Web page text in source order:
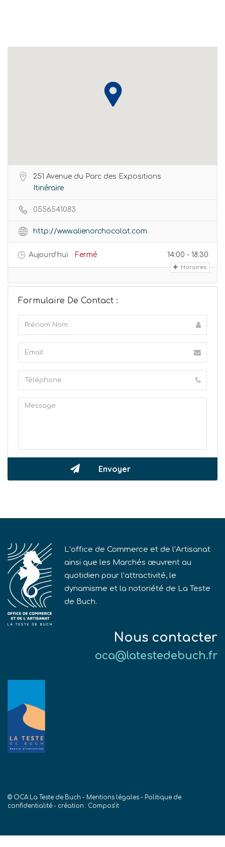
251 Avenue du Parc des Expositions
Itinéraire
0556541083
http://www.alienorchocolat.com
Aujourd'hui Fermé 14:00 - 18:30
Horaires
Formulaire De Contact :
L’office de Commerce et de l’Artisanat
ainsi que les Marchés œuvrent au
quotidien pour l’attractivité, le
dynamisme et la notoriété de La Teste
de Buch.
Nous contacter
oca@latestedebuch.fr
© OCA La Teste de Buch - Mentions légales - Politique de
confidentialité - création : Compos’it